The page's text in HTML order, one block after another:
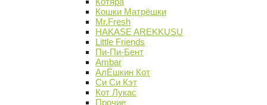
Кошки Матрёшки
Mr.Fresh
HAKASE AREKKUSU
Little Friends
Пи-Пи-Бент
Ambar
АлЁшкин Кот
Си Си Кэт
Кот Лукас
Прочие